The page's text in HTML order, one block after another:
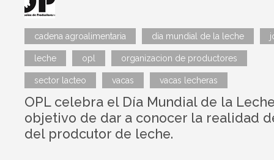
cadena agroalimentaria dia mundial de la leche
leche opl organizacion de productores
sector lacteo vacas vacas lecheras
OPL celebra el Día Mundial de la
objetivo de dar a conocer la realidad
del prodcutor de leche.